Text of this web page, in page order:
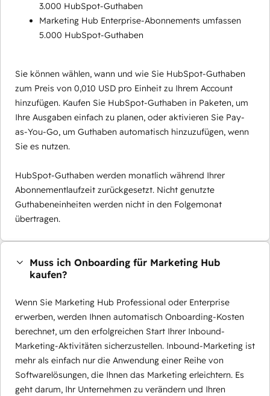
3.000 HubSpot-Guthaben
Marketing Hub Enterprise-Abonnements umfassen
5.000 HubSpot-Guthaben
Sie können wählen, wann und wie Sie HubSpot-Guthaben
zum Preis von 0,010 USD pro Einheit zu Ihrem Account
hinzufügen. Kaufen Sie HubSpot-Guthaben in Paketen, um
Ihre Ausgaben einfach zu planen, oder aktivieren Sie Pay-
as-You-Go, um Guthaben automatisch hinzuzufügen, wenn
Sie es nutzen.
HubSpot-Guthaben werden monatlich während Ihrer
Abonnementlaufzeit zurückgesetzt. Nicht genutzte
Guthabeneinheiten werden nicht in den Folgemonat
übertragen.
Muss ich Onboarding für Marketing Hub
kaufen?
Wenn Sie Marketing Hub Professional oder Enterprise
erwerben, werden Ihnen automatisch Onboarding-Kosten
berechnet, um den erfolgreichen Start Ihrer Inbound-
Marketing-Aktivitäten sicherzustellen. Inbound-Marketing ist
mehr als einfach nur die Anwendung einer Reihe von
Softwarelösungen, die Ihnen das Marketing erleichtern. Es
geht darum, Ihr Unternehmen zu verändern und Ihren